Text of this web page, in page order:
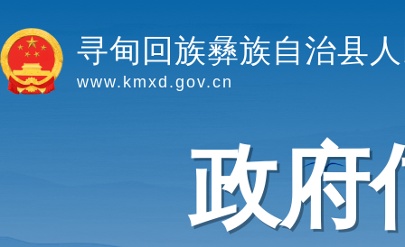
寻甸回族彝族自治县
www.kmxd.gov.cn
政府